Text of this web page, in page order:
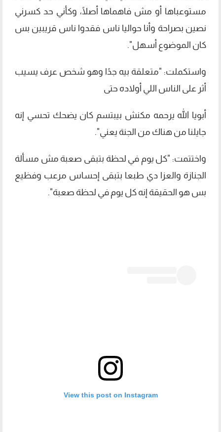
مستوعباها أو مش فاهماها أصلًا، وكأني حد كسرني
نصين بصراحة وأنا حواليا ناس فقدوا ناس قريبين بس
كان الموضوع أسهل".
واستكملت: "متعلقة بيه جدًا وهو شخص عرف يسيب
أثر على الناس اللي أولاده حتى
أبويا الله يرحمه مكنش بيبتسم كان يضحك تحسي إنه
جايلنا من هناك من الجنة يعني".
واختتمت: "كل يوم في لحظة بتبقى صعبة مش مسألة
الجنازة والعزا دي طبعا بتبقى إحساس مرعب وفظيع
بس هو الحقيقة إنه كل يوم في لحظة صعبة".
View this post on Instagram